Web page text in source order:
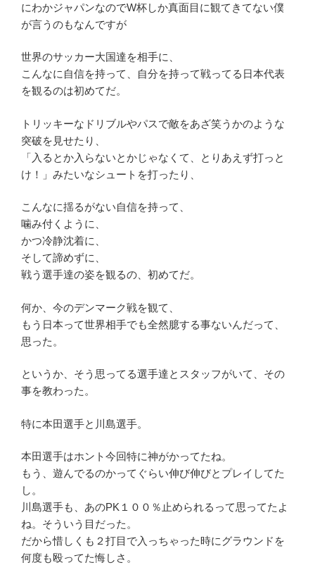
にわかジャパンなのでW杯しか真面目に観てきてない僕
が言うのもなんですが
世界のサッカー大国達を相手に、
こんなに自信を持って、自分を持って戦ってる日本代表
を観るのは初めてだ。
トリッキーなドリブルやパスで敵をあざ笑うかのような
突破を見せたり、
「入るとか入らないとかじゃなくて、とりあえず打っと
け！」みたいなシュートを打ったり、
こんなに揺るがない自信を持って、
噛み付くように、
かつ冷静沈着に、
そして諦めずに、
戦う選手達の姿を観るの、初めてだ。
何か、今のデンマーク戦を観て、
もう日本って世界相手でも全然臆する事ないんだって、
思った。
というか、そう思ってる選手達とスタッフがいて、その
事を教わった。
特に本田選手と川島選手。
本田選手はホント今回特に神がかってたね。
もう、遊んでるのかってぐらい伸び伸びとプレイしてた
し。
川島選手も、あのPK１００％止められるって思ってたよ
ね。そういう目だった。
だから惜しくも２打目で入っちゃった時にグラウンドを
何度も殴ってた悔しさ。